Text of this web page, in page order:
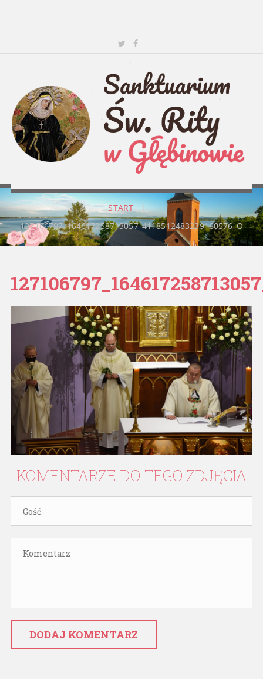
START |
127106797_164617258713057_4118512483239160576_O
KOMENTARZE DO TEGO ZDJĘCIA
DODAJ KOMENTARZ